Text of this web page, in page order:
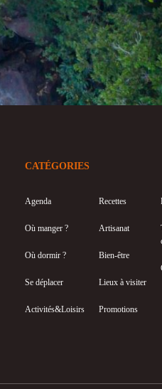
CATÉGORIES
Agenda
Où manger ?
Où dormir ?
Se déplacer
Activités&Loisirs
Recettes
Artisanat
Bien-être
Lieux à visiter
Promotions